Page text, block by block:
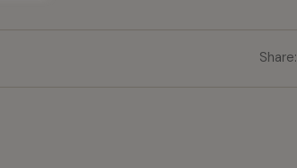
Share: